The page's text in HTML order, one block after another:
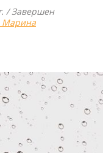
/Завершен
Марина